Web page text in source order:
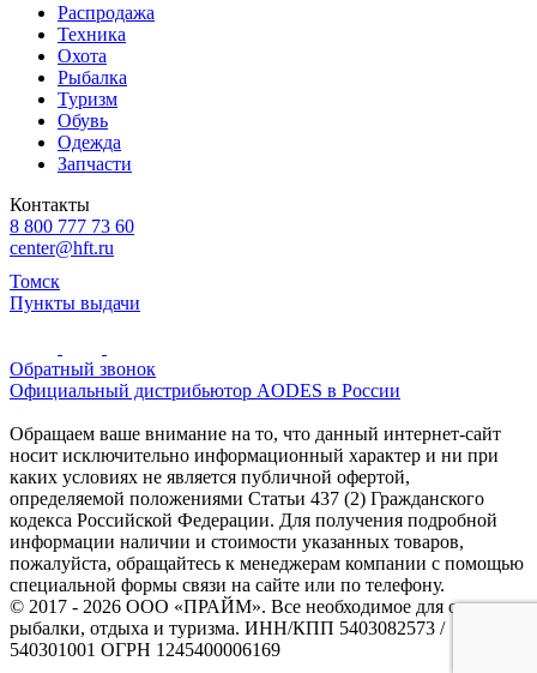
Распродажа
Техника
Охота
Рыбалка
Туризм
Обувь
Одежда
Запчасти
Контакты
8 800 777 73 60
center@hft.ru
Томск
Пункты выдачи
Обратный звонок
Официальный дистрибьютор AODES в России
Обращаем ваше внимание на то, что данный интернет-сайт
носит исключительно информационный характер и ни при
каких условиях не является публичной офертой,
определяемой положениями Статьи 437 (2) Гражданского
кодекса Российской Федерации. Для получения подробной
информации наличии и стоимости указанных товаров,
пожалуйста, обращайтесь к менеджерам компании с помощью
специальной формы связи на сайте или по телефону.
© 2017 - 2026 ООО «ПРАЙМ». Все необходимое для охоты и
рыбалки, отдыха и туризма. ИНН/КПП 5403082573 /
540301001 ОГРН 1245400006169